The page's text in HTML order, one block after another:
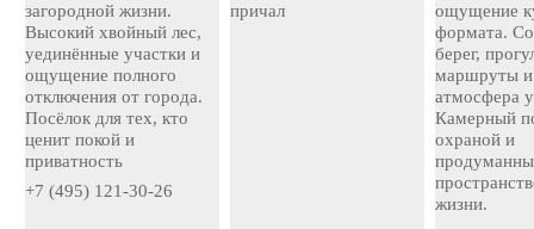
загородной жизни.
Высокий хвойный лес,
уединённые участки и
ощущение полного
отключения от города.
Посёлок для тех, кто
ценит покой и
приватность
+7 (495) 121-30-26
причал
ощущение
формата.
берег,
маршруты и
атмосфера
Камерный
охраной и
жизни.